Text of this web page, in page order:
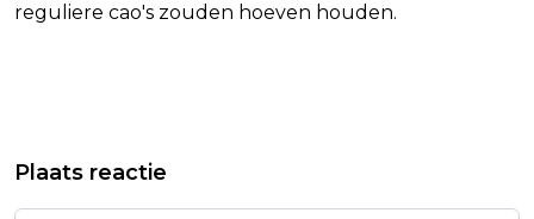
reguliere cao's zouden hoeven houden.
DOOR AFHAKEN SCHULDEISER PARRY
ISRAËL DRAAGT MENSEN OP
Plaats reactie